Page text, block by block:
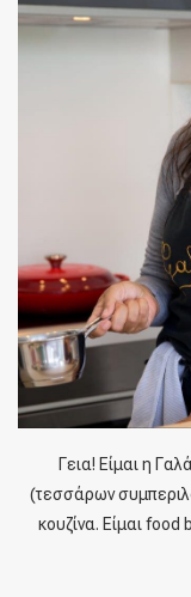
Γεια! Είμαι η
(τεσσάρων
κουζίνα. Είμαι